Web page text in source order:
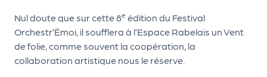
Nul doute que sur cette 8e édition du Festival
Orchestr’Émoi, il soufflera à l’Espace Rabelais un Vent
de folie, comme souvent la coopération, la
collaboration artistique nous le réserve.
d
e
s
o